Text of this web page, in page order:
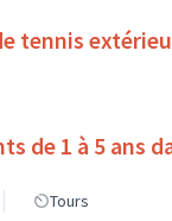
tennis
de 1 à 5 ans
Tours